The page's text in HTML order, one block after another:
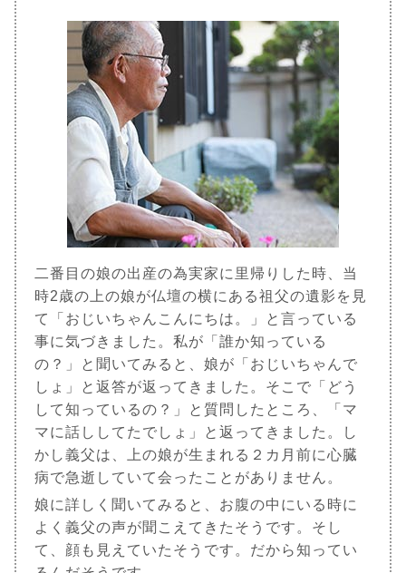
二番目の娘の出産の為実家に里帰りした時、当
時2歳の上の娘が仏壇の横にある祖父の遺影を見
て「おじいちゃんこんにちは。」と言っている
事に気づきました。私が「誰か知っている
の？」と聞いてみると、娘が「おじいちゃんで
しょ」と返答が返ってきました。そこで「どう
して知っているの？」と質問したところ、「マ
マに話ししてたでしょ」と返ってきました。し
かし義父は、上の娘が生まれる２カ月前に心臓
病で急逝していて会ったことがありません。
娘に詳しく聞いてみると、お腹の中にいる時に
よく義父の声が聞こえてきたそうです。そし
て、顔も見えていたそうです。だから知ってい